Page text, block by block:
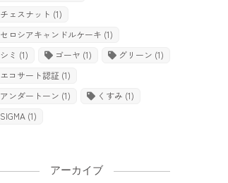
チェスナット (1)
セロシアキャンドルケーキ (1)
シミ (1) ゴーヤ (1) グリーン (1)
エコサート認証 (1)
アンダートーン (1) くすみ (1)
SIGMA (1)
アーカイブ